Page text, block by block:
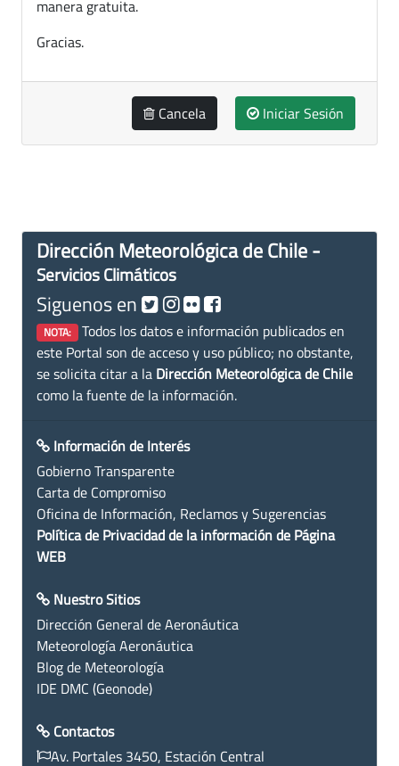
manera gratuita.
Gracias.
Cancela Iniciar Sesión
Dirección Meteorológica de Chile -
Servicios Climáticos
Siguenos en
NOTA: Todos los datos e información publicados en
este Portal son de acceso y uso público; no obstante,
se solicita citar a la Dirección Meteorológica de Chile
como la fuente de la información.
Información de Interés
Gobierno Transparente
Carta de Compromiso
Oficina de Información, Reclamos y Sugerencias
Política de Privacidad de la información de Página
WEB
Nuestro Sitios
Dirección General de Aeronáutica
Meteorología Aeronáutica
Blog de Meteorología
IDE DMC (Geonode)
Contactos
Av. Portales 3450, Estación Central